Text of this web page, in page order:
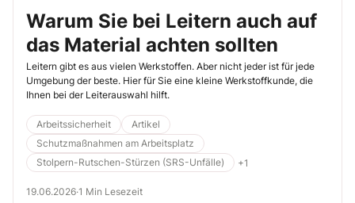
Warum Sie bei Leitern auch auf
das Material achten sollten
Leitern gibt es aus vielen Werkstoffen. Aber nicht jeder ist für jede
Umgebung der beste. Hier für Sie eine kleine Werkstoffkunde, die
Ihnen bei der Leiterauswahl hilft.
Arbeitssicherheit
Artikel
Schutzmaßnahmen am Arbeitsplatz
Stolpern-Rutschen-Stürzen (SRS-Unfälle)
+1
19.06.2026·1 Min Lesezeit